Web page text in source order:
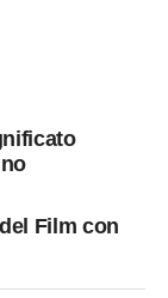
Film con